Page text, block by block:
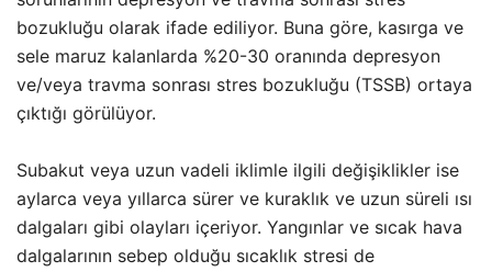
bozukluğu olarak ifade ediliyor. Buna göre, kasırga ve
sele maruz kalanlarda %20-30 oranında depresyon
ve/veya travma sonrası stres bozukluğu (TSSB) ortaya
çıktığı görülüyor.
Subakut veya uzun vadeli iklimle ilgili değişiklikler ise
aylarca veya yıllarca sürer ve kuraklık ve uzun süreli ısı
dalgaları gibi olayları içeriyor. Yangınlar ve sıcak hava
dalgalarının sebep olduğu sıcaklık stresi de